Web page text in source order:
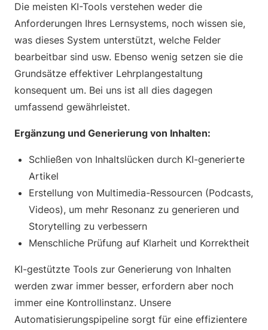
Die meisten KI-Tools verstehen weder die
Anforderungen Ihres Lernsystems, noch wissen sie,
was dieses System unterstützt, welche Felder
bearbeitbar sind usw. Ebenso wenig setzen sie die
Grundsätze effektiver Lehrplangestaltung
konsequent um. Bei uns ist all dies dagegen
umfassend gewährleistet.
Ergänzung und Generierung von Inhalten:
Schließen von Inhaltslücken durch KI-generierte
Artikel
Erstellung von Multimedia-Ressourcen (Podcasts,
Videos), um mehr Resonanz zu generieren und
Storytelling zu verbessern
Menschliche Prüfung auf Klarheit und Korrektheit
KI-gestützte Tools zur Generierung von Inhalten
werden zwar immer besser, erfordern aber noch
immer eine Kontrollinstanz. Unsere
Automatisierungspipeline sorgt für eine effizientere